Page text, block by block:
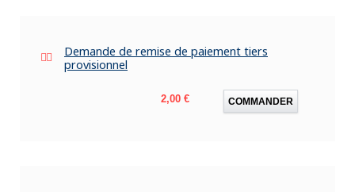
Demande de remise de paiement tiers
provisionnel
Prix
2,00 € COMMANDER